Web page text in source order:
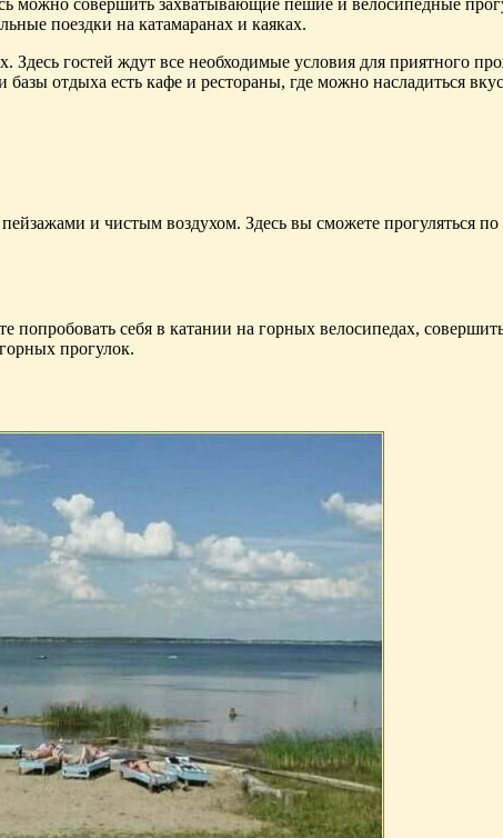
можно совершить захватывающие пешие и велосипедные
поездки на катамаранах и каяках.
гостей ждут все необходимые условия для приятного
отдыха есть кафе и рестораны, где можно насладиться
и чистым воздухом. Здесь вы сможете прогуляться
себя в катании на горных велосипедах,
прогулок.